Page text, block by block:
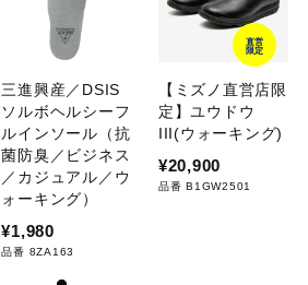
三進興産／DSIS
ソルボヘルシーフ
ルインソール（抗
菌防臭／ビジネス
／カジュアル／ウ
ォーキング）
¥1,980
品番 8ZA163
直営
限定
【ミズノ直営店限
定】ユウドウ
III(ウォーキング)
¥20,900
品番 B1GW2501